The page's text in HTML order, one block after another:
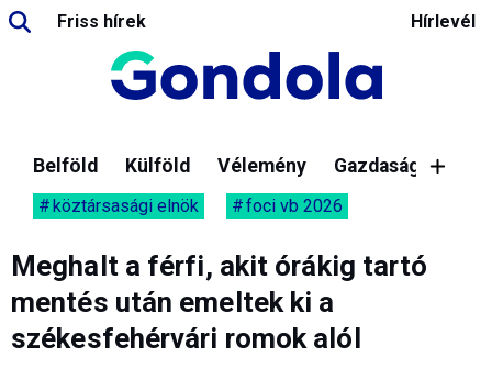
Friss hírek Hírlevél
Belföld Külföld Vélemény Gazdaság
köztársasági elnök foci vb 2026
Meghalt a férfi, akit órákig tartó
mentés után emeltek ki a
székesfehérvári romok alól